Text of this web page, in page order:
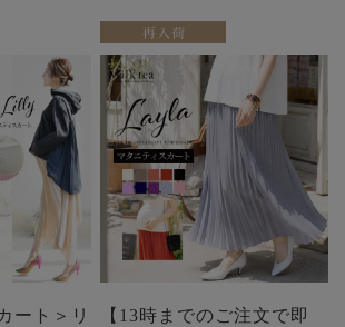
ート＞リ
【13時までのご注文で即